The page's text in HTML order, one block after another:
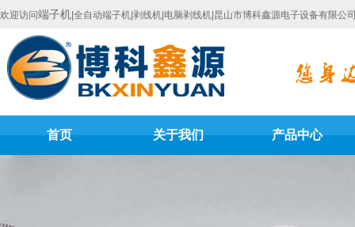
欢迎访问端子机 |全自动端子机|剥线机|电脑剥线机|昆山市博科鑫源电子设备有限公
首页 关于我们 产品中心